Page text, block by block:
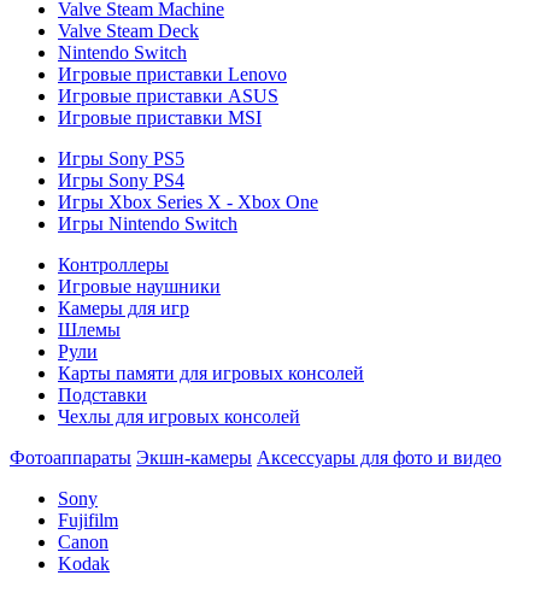
Valve Steam Machine
Valve Steam Deck
Nintendo Switch
Игровые приставки Lenovo
Игровые приставки ASUS
Игровые приставки MSI
Игры Sony PS5
Игры Sony PS4
Игры Xbox Series X - Xbox One
Игры Nintendo Switch
Контроллеры
Игровые наушники
Камеры для игр
Шлемы
Рули
Карты памяти для игровых консолей
Подставки
Чехлы для игровых консолей
Фотоаппараты Экшн-камеры Аксессуары для фото и видео
Sony
Fujifilm
Canon
Kodak